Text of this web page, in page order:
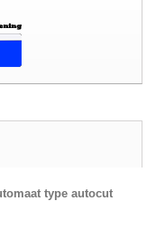
type autocut